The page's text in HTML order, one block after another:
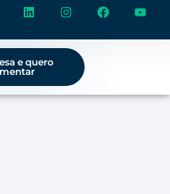
e quero